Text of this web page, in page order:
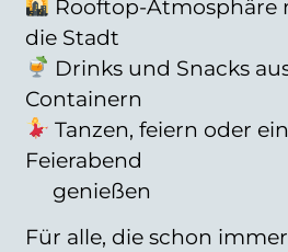
Rooftop-Atmosphäre
die Stadt
Drinks und Snacks
Containern
Tanzen, feiern oder
Feierabend
genießen
Für alle, die schon